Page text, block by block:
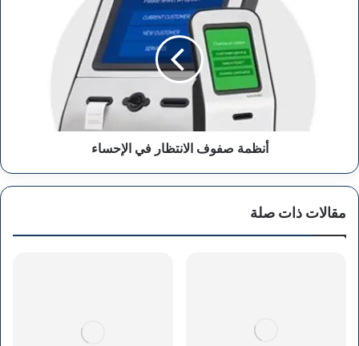
أنظمة صفوف الانتظار في الإحساء
مقالات ذات صلة